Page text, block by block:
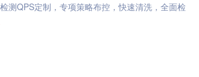
检测QPS定制，专项策略布控，快速清洗，全面检